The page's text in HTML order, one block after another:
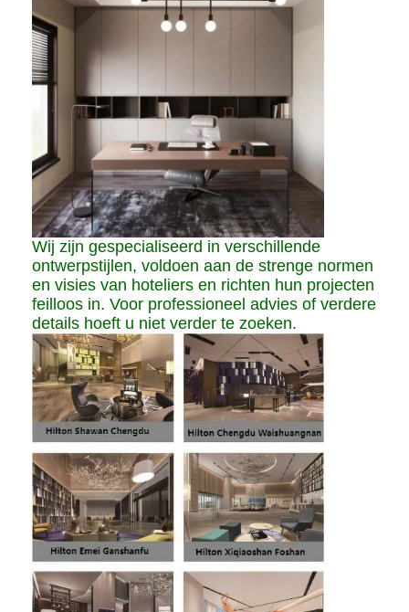
Wij zijn gespecialiseerd in verschillende
ontwerpstijlen, voldoen aan de strenge normen
en visies van hoteliers en richten hun projecten
feilloos in. Voor professioneel advies of verdere
details hoeft u niet verder te zoeken.